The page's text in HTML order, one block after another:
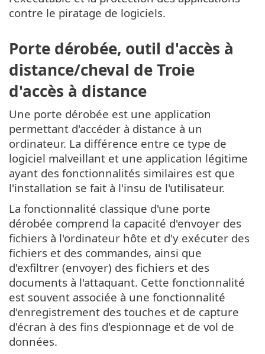
contre le piratage de logiciels.
Porte dérobée, outil d'accès à
distance/cheval de Troie
d'accès à distance
Une porte dérobée est une application
permettant d'accéder à distance à un
ordinateur. La différence entre ce type de
logiciel malveillant et une application légitime
ayant des fonctionnalités similaires est que
l'installation se fait à l'insu de l'utilisateur.
La fonctionnalité classique d'une porte
dérobée comprend la capacité d'envoyer des
fichiers à l'ordinateur hôte et d'y exécuter des
fichiers et des commandes, ainsi que
d'exfiltrer (envoyer) des fichiers et des
documents à l'attaquant. Cette fonctionnalité
est souvent associée à une fonctionnalité
d'enregistrement des touches et de capture
d'écran à des fins d'espionnage et de vol de
données.